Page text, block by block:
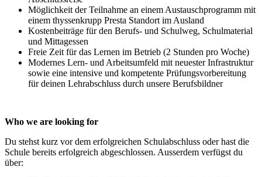
Möglichkeit der Teilnahme an einem Austauschprogramm mit
einem thyssenkrupp Presta Standort im Ausland
Kostenbeiträge für den Berufs- und Schulweg, Schulmaterial
und Mittagessen
Freie Zeit für das Lernen im Betrieb (2 Stunden pro Woche)
Modernes Lern- und Arbeitsumfeld mit neuester Infrastruktur
sowie eine intensive und kompetente Prüfungsvorbereitung
für deinen Lehrabschluss durch unsere Berufsbildner
Who we are looking for
Du stehst kurz vor dem erfolgreichen Schulabschluss oder hast die
Schule bereits erfolgreich abgeschlossen. Ausserdem verfügst du
über: